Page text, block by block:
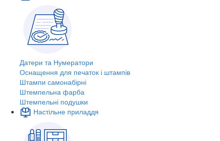
Датери та Нумератори
Оснащення для печаток і штампів
Штампи самонабірні
Штемпельна фарба
Штемпельні подушки
Настільне приладдя